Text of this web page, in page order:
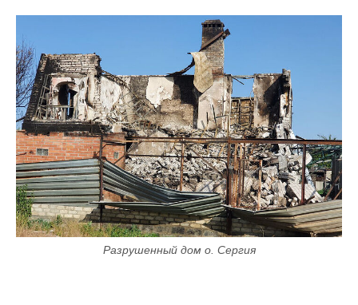
Разрушенный дом о. Сергия